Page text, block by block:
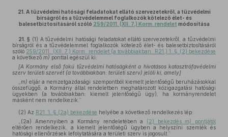
21. A tűzvédelmi hatósági feladatokat ellátó szervezetekről, a tűzvédelmi
bírságról és a tűzvédelemmel foglalkozók kötelező élet- és
balesetbiztosításáról szóló 259/2011. (XII. 7.) Korm. rendelet módosítása
21. § (1) A tűzvédelmi hatósági feladatokat ellátó szervezetekről, a tűzvédelmi
bírságról és a tűzvédelemmel foglalkozók kötelező élet- és balesetbiztosításáról
szóló 259/2011. (XII. 7.) Korm. rendelet (a továbbiakban: R21.) 1. § (2) bekezdése
a következő m) ponttal egészül ki:
[A Kormány első fokú tűzvédelmi hatóságként a hivatásos katasztrófavédelmi
szerv területi szervét (a továbbiakban: területi szerv) jelöli ki, amely]
m) eljár a nemzetgazdasági szempontból kiemelt jelentőségű beruházásokkal
összefüggő, a Kormány által rendeletben meghatározott közigazgatási hatósági
ügyekben (a továbbiakban: kiemelt jelentőségű ügy), ha kormányrendelet
másként nem rendelkezik.”
(2) Az R21. 1. § (2a) bekezdése helyébe a következő rendelkezés lép:
„(2a) Amennyiben a Kormány rendeletében a (2) bekezdésm)
pontjától
eltérően rendelkezik, a kiemelt jelentőségű ügyben a helyszíni szemlék és
hatósági ellenőrzések lefolytatására a területi szerv is jogosult.”